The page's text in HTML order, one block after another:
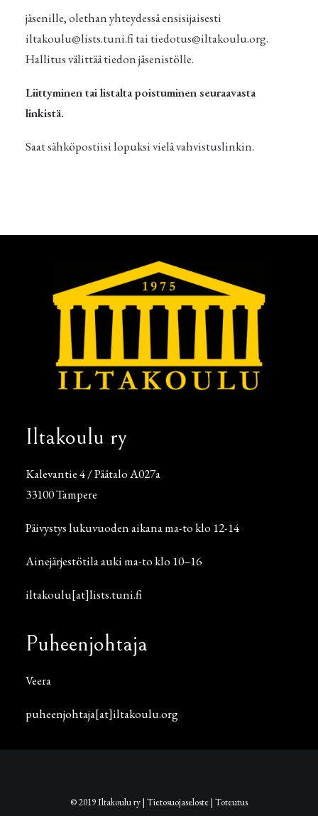
jäsenille, olethan yhteydessä ensisijaisesti
iltakoulu@lists.tuni.fi tai tiedotus@iltakoulu.org.
Hallitus välittää tiedon jäsenistölle.
Liittyminen tai listalta poistuminen seuraavasta
linkistä.
Saat sähköpostiisi lopuksi vielä vahvistuslinkin.
Iltakoulu ry
Kalevantie 4 / Päätalo A027a
33100 Tampere
Päivystys lukuvuoden aikana ma-to klo 12-14
Ainejärjestötila auki ma-to klo 10–16
iltakoulu[at]lists.tuni.fi
Puheenjohtaja
Veera
puheenjohtaja[at]iltakoulu.org
© 2019 Iltakoulu ry | Tietosuojaseloste| Toteutus